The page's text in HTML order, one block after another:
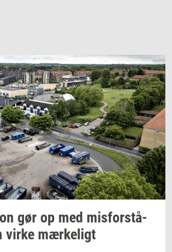
gør op med mis­for­stå­
virke mær­ke­ligt